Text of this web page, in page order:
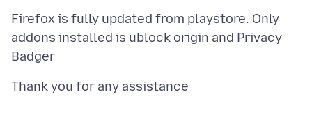
Firefox is fully updated from playstore. Only
addons installed is ublock origin and Privacy